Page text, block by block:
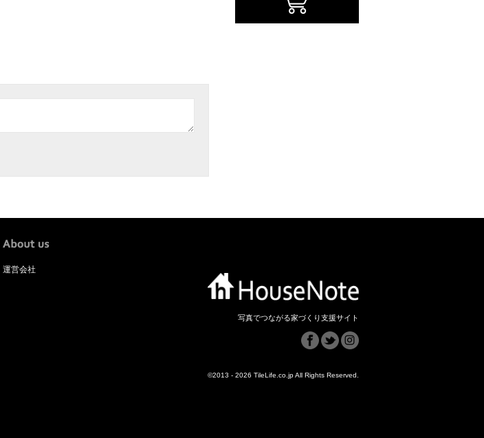
運営会社
写真でつながる家づくり支援サイト
©2013 - 2026 TileLife.co.jp All Rights Reserved.